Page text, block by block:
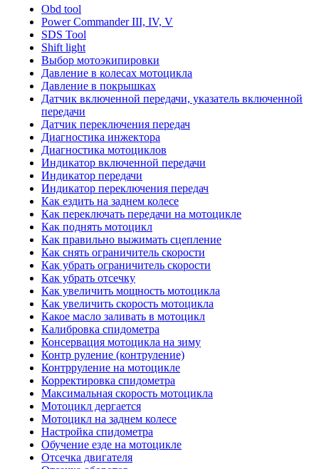
Obd tool
Power Commander III, IV, V
SDS Tool
Shift light
Выбор мотоэкипировки
Давление в колесах мотоцикла
Давление в покрышках
Датчик включенной передачи, указатель включенной
передачи
Датчик переключения передач
Диагностика инжектора
Диагностика мотоциклов
Индикатор включенной передачи
Индикатор передачи
Индикатор переключения передач
Как ездить на заднем колесе
Как переключать передачи на мотоцикле
Как поднять мотоцикл
Как правильно выжимать сцепление
Как снять ограничитель скорости
Как убрать ограничитель скорости
Как убрать отсечку
Как увеличить мощность мотоцикла
Как увеличить скорость мотоцикла
Какое масло заливать в мотоцикл
Калибровка спидометра
Консервация мотоцикла на зиму
Контр руление (контруление)
Контрруление на мотоцикле
Корректировка спидометра
Максимальная скорость мотоцикла
Мотоцикл дергается
Мотоцикл на заднем колесе
Настройка спидометра
Обучение езде на мотоцикле
Отсечка двигателя